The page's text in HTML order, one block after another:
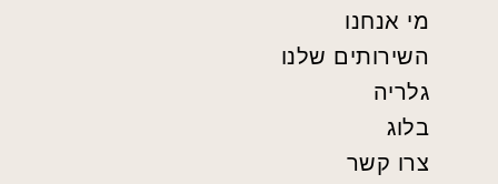
מי אנחנו
השירותים שלנו
גלריה
בלוג
צרו קשר